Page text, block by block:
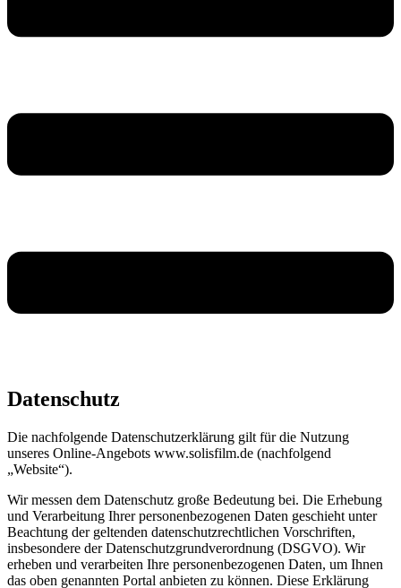
Datenschutz
Die nachfolgende Datenschutzerklärung gilt für die Nutzung
unseres Online-Angebots www.solisfilm.de (nachfolgend
„Website“).
Wir messen dem Datenschutz große Bedeutung bei. Die Erhebung
und Verarbeitung Ihrer personenbezogenen Daten geschieht unter
Beachtung der geltenden datenschutzrechtlichen Vorschriften,
insbesondere der Datenschutzgrundverordnung (DSGVO). Wir
erheben und verarbeiten Ihre personenbezogenen Daten, um Ihnen
das oben genannten Portal anbieten zu können. Diese Erklärung